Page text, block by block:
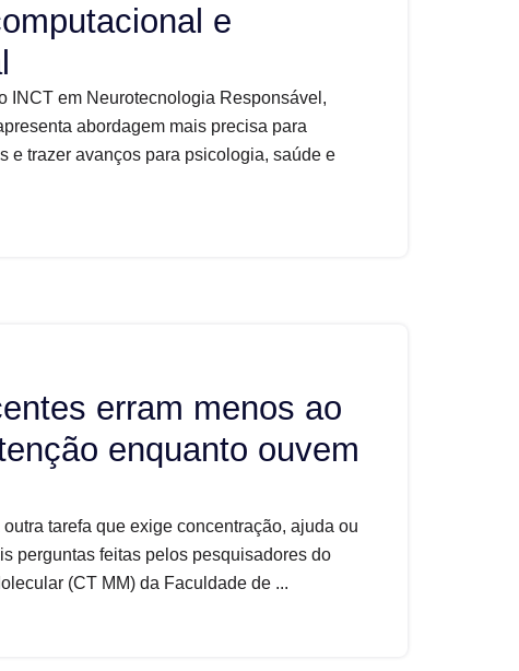
e
INCT em Neurotecnologia Responsável,
abordagem mais precisa para
e trazer avanços para psicologia, saúde e
erram menos ao
enquanto ouvem
tarefa que exige concentração, ajuda ou
perguntas feitas pelos pesquisadores do
(CT MM) da Faculdade de ...